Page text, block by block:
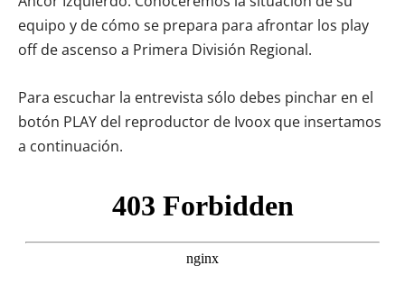
equipo y de cómo se prepara para afrontar los play
off de ascenso a Primera División Regional.
Para escuchar la entrevista sólo debes pinchar en el
botón PLAY del reproductor de Ivoox que insertamos
a continuación.